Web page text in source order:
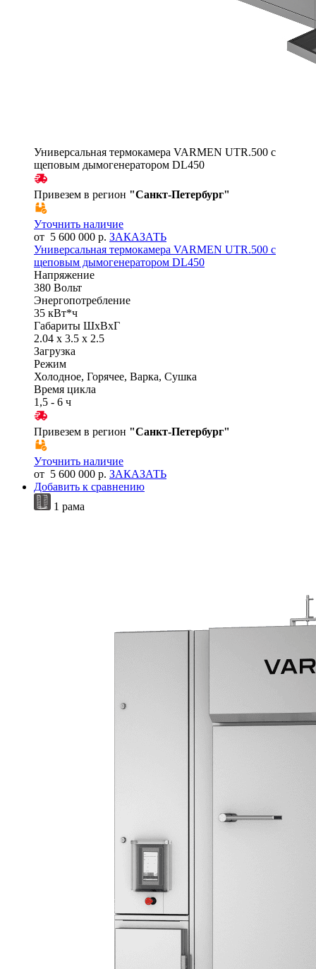
Универсальная термокамера VARMEN UTR.500 с
щеповым дымогенератором DL450
Привезем в регион "Санкт-Петербург"
Уточнить наличие
от 5 600 000 р. ЗАКАЗАТЬ
Универсальная термокамера VARMEN UTR.500 с
щеповым дымогенератором DL450
Напряжение
380 Вольт
Энергопотребление
35 кВт*ч
Габариты ШхВхГ
2.04 x 3.5 x 2.5
Загрузка
Режим
Холодное, Горячее, Варка, Сушка
Время цикла
1,5 - 6 ч
Привезем в регион "Санкт-Петербург"
Уточнить наличие
от 5 600 000 р. ЗАКАЗАТЬ
Добавить к сравнению
1 рама